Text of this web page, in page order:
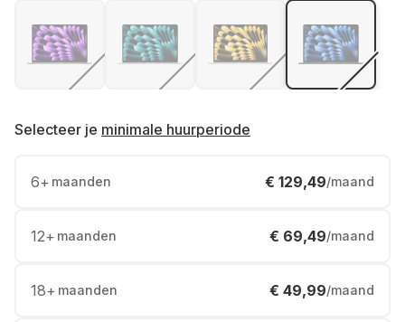
Selecteer je minimale huurperiode
6+ maanden € 129,49/maand
12+ maanden € 69,49/maand
18+ maanden € 49,99/maand